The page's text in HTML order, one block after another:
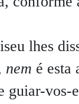
lhes
nem é esta
guiar-vos-